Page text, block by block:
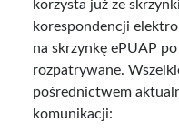
korzysta już ze
korespondencji
na skrzynkę ePUAP
rozpatrywane.
pośrednictwem
komunikacji: